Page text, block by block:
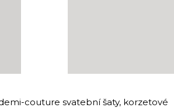
couture svatební šaty, korzetové